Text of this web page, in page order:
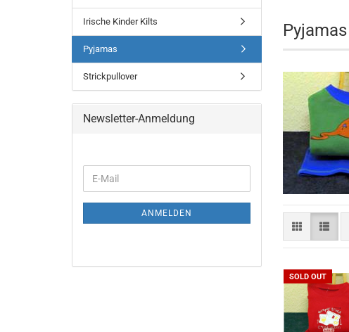
Pyjamas
SOLD OUT
Irische Kinder Kilts
Pyjamas
Strickpullover
Newsletter-Anmeldung
ZUR
ANMELDUNG
E-
Mail
ANMELDEN